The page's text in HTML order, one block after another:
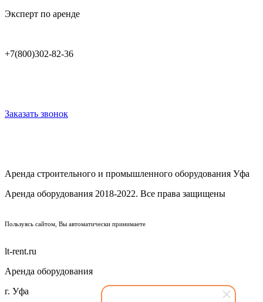
Эксперт по аренде
+7(800)302-82-36
Заказать звонок
Аренда строительного и промышленного оборудования Уфа
Аренда оборудования 2018-2022. Все права защищены
Пользуясь сайтом, Вы автоматически принимаете
lt-rent.ru
Аренда оборудования
г. Уфа